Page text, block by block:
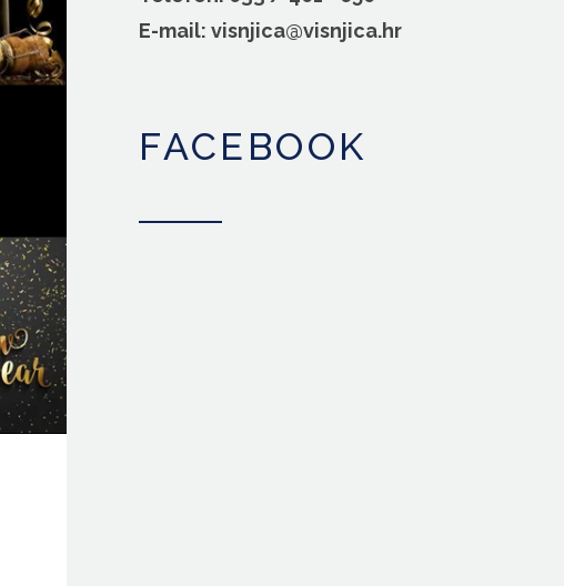
E-mail: visnjica@visnjica.hr
FACEBOOK